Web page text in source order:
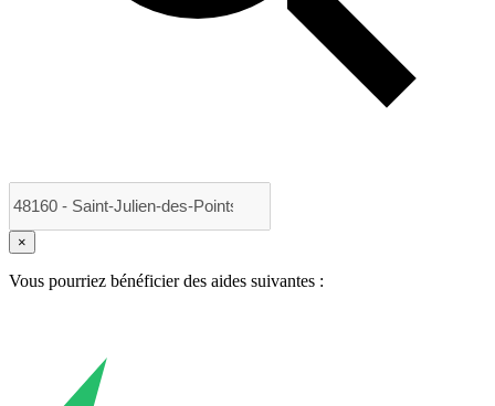
×
Vous pourriez bénéficier des aides suivantes :